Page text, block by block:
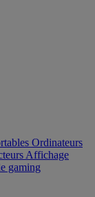
Ordinateurs
Affichage
gaming